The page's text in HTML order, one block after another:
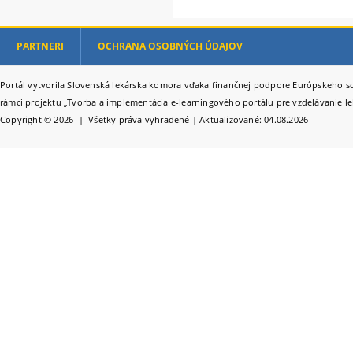
PARTNERI OCHRANA OSOBNÝCH ÚDAJOV
Portál vytvorila Slovenská lekárska komora vďaka finančnej podpore Európskeho
rámci projektu „Tvorba a implementácia e-learningového portálu pre vzdelávanie
Copyright © 2026 | Všetky práva vyhradené | Aktualizované: 04.08.2026